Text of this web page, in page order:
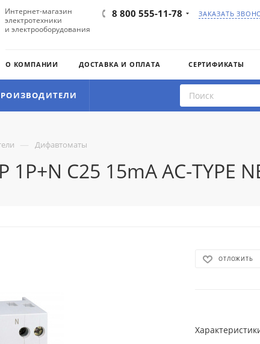
Интернет-магазин
электротехники
и электрооборудования
8 800 555-11-78 ЗАКАЗАТЬ
О КОМПАНИИ ДОСТАВКА И ОПЛАТА СЕРТИФИКАТЫ
— Дифавтоматы
1P+N C25 15mA AC-TYPE
ОТЛОЖИТЬ